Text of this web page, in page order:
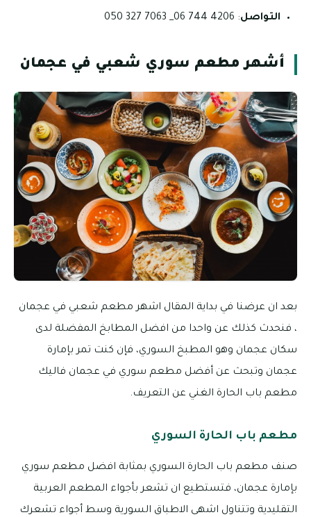
التواصل: 4206 744 06_ 7063 327 050
أشهر مطعم سوري شعبي في عجمان
بعد ان عرضنا في بداية المقال اشهر مطعم شعبي في عجمان
، فنحدث كذلك عن واحدا من افضل المطابخ المفضلة لدى
سكان عجمان وهو المطبخ السوري، فإن كنت تمر بإمارة
عجمان وتبحث عن أفضل مطعم سوري في عجمان فاليك
مطعم باب الحارة الغني عن التعريف.
مطعم باب الحارة السوري
صنف مطعم باب الحارة السوري بمثابة افضل مطعم سوري
بإمارة عجمان، فتستطيع ان تشعر بأجواء المطعم العربية
التقليدية وتتناول اشهى الاطباق السورية وسط أجواء تشعرك